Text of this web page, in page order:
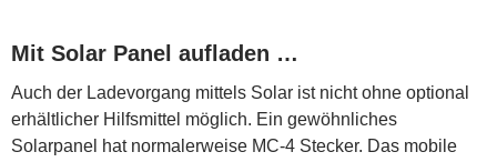
Mit Solar Panel aufladen …
Auch der Ladevorgang mittels Solar ist nicht ohne optional
erhältlicher Hilfsmittel möglich. Ein gewöhnliches
Solarpanel hat normalerweise MC-4 Stecker. Das mobile